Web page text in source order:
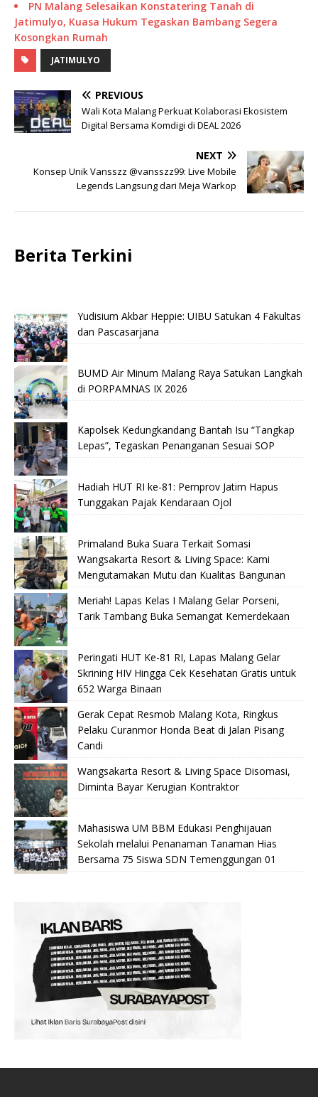
PN Malang Selesaikan Konstatering Tanah di
Jatimulyo, Kuasa Hukum Tegaskan Bambang Segera
Kosongkan Rumah
JATIMULYO
PREVIOUS
Wali Kota Malang Perkuat Kolaborasi Ekosistem
Digital Bersama Komdigi di DEAL 2026
NEXT
Konsep Unik Vansszz @vansszz99: Live Mobile
Legends Langsung dari Meja Warkop
Berita Terkini
Yudisium Akbar Heppie: UIBU Satukan 4 Fakultas
dan Pascasarjana
BUMD Air Minum Malang Raya Satukan Langkah
di PORPAMNAS IX 2026
Kapolsek Kedungkandang Bantah Isu “Tangkap
Lepas”, Tegaskan Penanganan Sesuai SOP
Hadiah HUT RI ke-81: Pemprov Jatim Hapus
Tunggakan Pajak Kendaraan Ojol
Primaland Buka Suara Terkait Somasi
Wangsakarta Resort & Living Space: Kami
Mengutamakan Mutu dan Kualitas Bangunan
Meriah! Lapas Kelas I Malang Gelar Porseni,
Tarik Tambang Buka Semangat Kemerdekaan
Peringati HUT Ke-81 RI, Lapas Malang Gelar
Skrining HIV Hingga Cek Kesehatan Gratis untuk
652 Warga Binaan
Gerak Cepat Resmob Malang Kota, Ringkus
Pelaku Curanmor Honda Beat di Jalan Pisang
Candi
Wangsakarta Resort & Living Space Disomasi,
Diminta Bayar Kerugian Kontraktor
Mahasiswa UM BBM Edukasi Penghijauan
Sekolah melalui Penanaman Tanaman Hias
Bersama 75 Siswa SDN Temenggungan 01